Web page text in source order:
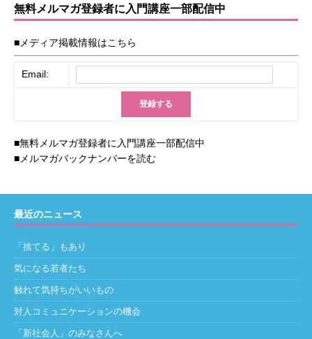
無料メルマガ登録者に入門講座一部配信中
■メディア掲載情報はこちら
Email:
■無料メルマガ登録者に入門講座一部配信中
■メルマガバックナンバーを読む
最近のニュース
「捨てる」もあり
気になる若者たち
触れて気持ちがいいもの
対人コミュニケーションの機会
「新社会人」のみなさんへ